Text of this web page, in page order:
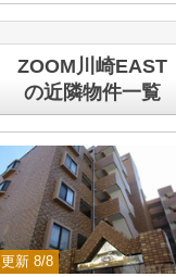
ZOOM川崎EAST
の近隣物件一覧
更新 8/8